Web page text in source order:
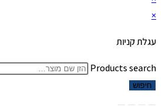
עגלת קניות
Products search
חיפוש